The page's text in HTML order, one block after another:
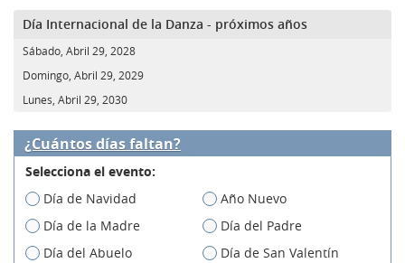
Día Internacional de la Danza - próximos años
Sábado, Abril 29, 2028
Domingo, Abril 29, 2029
Lunes, Abril 29, 2030
¿Cuántos días faltan?
Selecciona el evento:
Día de Navidad
Año Nuevo
Día de la Madre
Día del Padre
Día del Abuelo
Día de San Valentín